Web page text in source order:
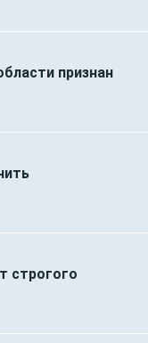
признан
строгого